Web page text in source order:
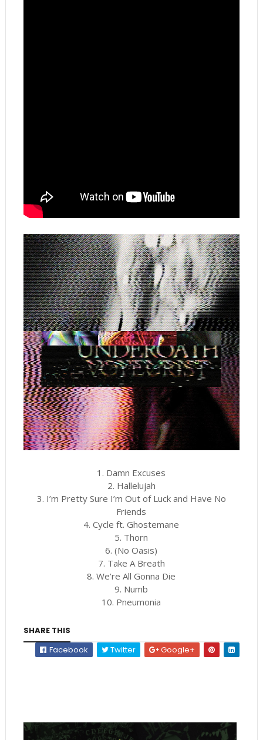
1. Damn Excuses
2. Hallelujah
3. I’m Pretty Sure I’m Out of Luck and Have No
Friends
4. Cycle ft. Ghostemane
5. Thorn
6. (No Oasis)
7. Take A Breath
8. We’re All Gonna Die
9. Numb
10. Pneumonia
SHARE THIS
Facebook
Twitter Google+